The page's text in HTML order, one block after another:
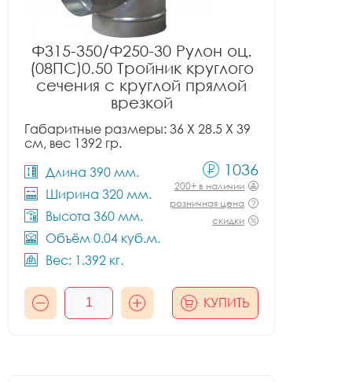
Ф315-350/Ф250-30 Рулон оц.
(08ПС)0.50 Тройник круглого
сечения с круглой прямой
врезкой
Габаритные размеры: 36 X 28.5 X 39
см, вес 1392 гр.
Длина 390 мм.
Ширина 320 мм.
Высота 360 мм.
Объём 0.04 куб.м.
Вес: 1.392 кг.
1036
200+ в наличии
розничная цена
скидки
КУПИТЬ